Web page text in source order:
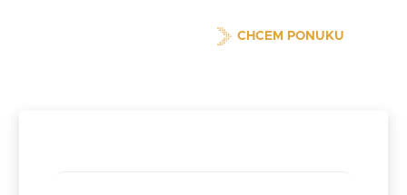
CHCEM PONUKU